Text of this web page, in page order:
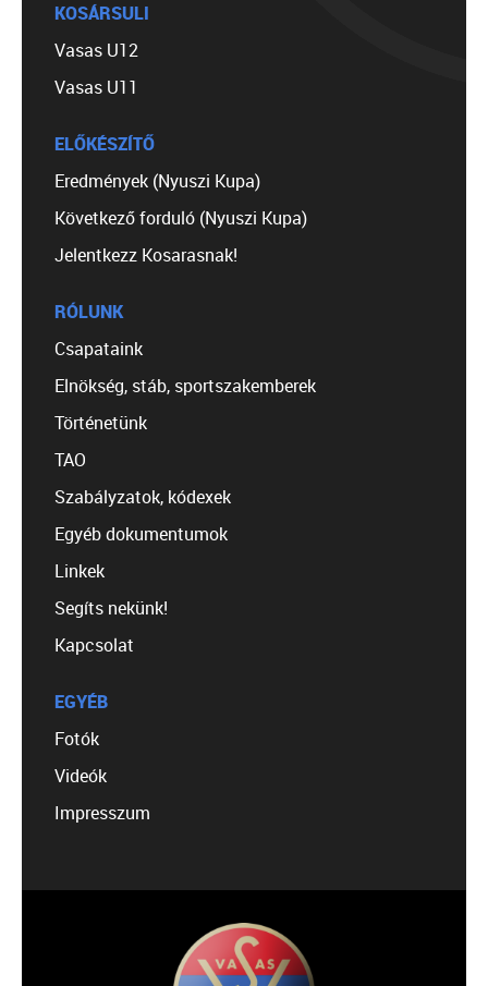
KOSÁRSULI
Vasas U12
Vasas U11
ELŐKÉSZÍTŐ
Eredmények (Nyuszi Kupa)
Következő forduló (Nyuszi Kupa)
Jelentkezz Kosarasnak!
RÓLUNK
Csapataink
Elnökség, stáb, sportszakemberek
Történetünk
TAO
Szabályzatok, kódexek
Egyéb dokumentumok
Linkek
Segíts nekünk!
Kapcsolat
EGYÉB
Fotók
Videók
Impresszum